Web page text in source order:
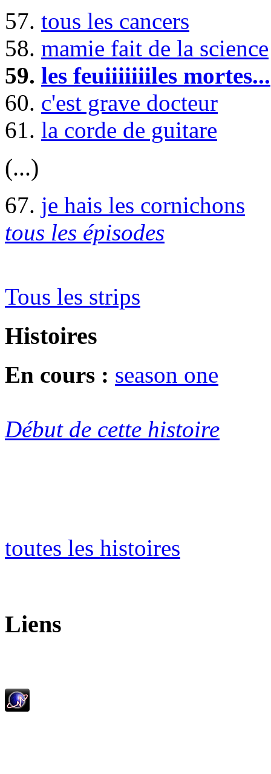
57. tous les cancers
58. mamie fait de la science
59. les feuiiiiiiiles mortes...
60. c'est grave docteur
61. la corde de guitare
(...)
67. je hais les cornichons
tous les épisodes
Tous les strips
Histoires
En cours : season one
Début de cette histoire
toutes les histoires
Liens